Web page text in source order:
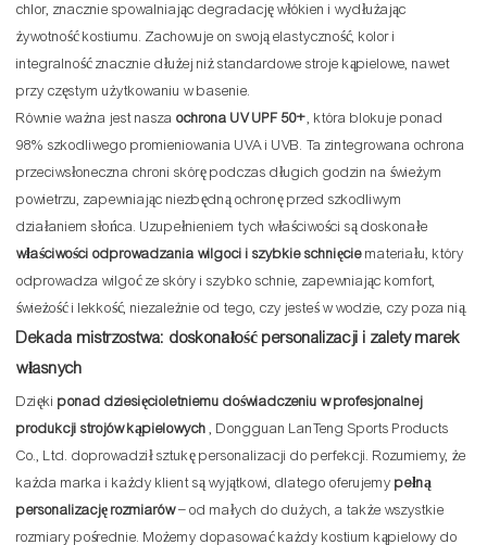
chlor, znacznie spowalniając degradację włókien i wydłużając
żywotność kostiumu. Zachowuje on swoją elastyczność, kolor i
integralność znacznie dłużej niż standardowe stroje kąpielowe, nawet
przy częstym użytkowaniu w basenie.
Równie ważna jest nasza ochrona UV UPF 50+, która blokuje ponad
98% szkodliwego promieniowania UVA i UVB. Ta zintegrowana ochrona
przeciwsłoneczna chroni skórę podczas długich godzin na świeżym
powietrzu, zapewniając niezbędną ochronę przed szkodliwym
działaniem słońca. Uzupełnieniem tych właściwości są doskonałe
właściwości odprowadzania wilgoci i szybkie schnięciemateriału, który
odprowadza wilgoć ze skóry i szybko schnie, zapewniając komfort,
świeżość i lekkość, niezależnie od tego, czy jesteś w wodzie, czy poza nią.
Dekada mistrzostwa: doskonałość personalizacji i zalety marek
własnych
Dzięki ponad dziesięcioletniemu doświadczeniu w profesjonalnej
produkcji strojów kąpielowych, Dongguan LanTeng Sports Products
Co., Ltd. doprowadził sztukę personalizacji do perfekcji. Rozumiemy, że
każda marka i każdy klient są wyjątkowi, dlatego oferujemy pełną
personalizację rozmiarów– od małych do dużych, a także wszystkie
rozmiary pośrednie. Możemy dopasować każdy kostium kąpielowy do